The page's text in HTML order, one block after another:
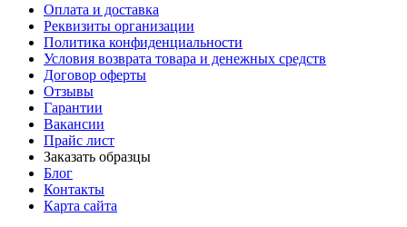
Оплата и доставка
Реквизиты организации
Политика конфиденциальности
Условия возврата товара и денежных средств
Договор оферты
Отзывы
Гарантии
Вакансии
Прайс лист
Заказать образцы
Блог
Контакты
Карта сайта